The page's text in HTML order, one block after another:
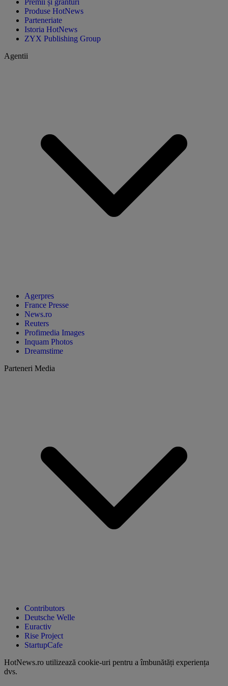
Produse HotNews
Parteneriate
Istoria HotNews
ZYX Publishing Group
Agentii
Agerpres
France Presse
News.ro
Reuters
Profimedia Images
Inquam Photos
Dreamstime
Parteneri Media
Contributors
Deutsche Welle
Euractiv
Rise Project
StartupCafe
HotNews.ro utilizează cookie-uri pentru a îmbunătăți experiența
dvs.